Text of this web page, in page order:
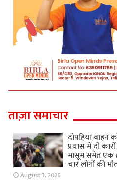
ताज़ा समाचार
दोपहिया वाहन
प्रयास में दो
मासूम समेत एक
चार लोगों की
August 3, 2026